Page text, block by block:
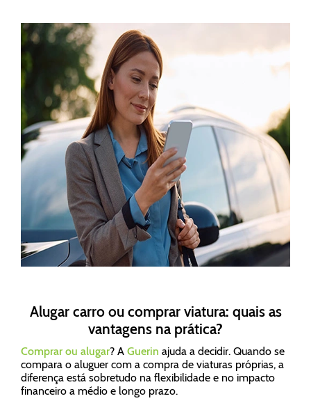
Alugar carro ou comprar viatura: quais as
vantagens na prática?
Comprar ou alugar? A Guerin ajuda a decidir. Quando se
compara o aluguer com a compra de viaturas próprias, a
diferença está sobretudo na flexibilidade e no impacto
financeiro a médio e longo prazo.